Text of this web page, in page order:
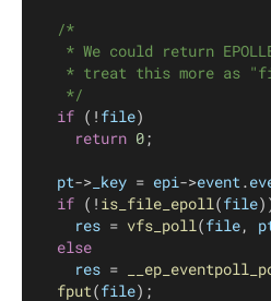
/*
* We could return
* treat this more as
	 */
if (! file)
return 0;
pt-> _key = epi->event.
if (! is_file_epoll(file
res = vfs_poll(file,
else
res =
fput(file);